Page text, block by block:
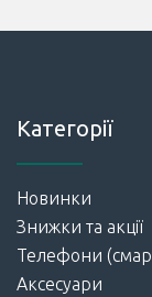
Категорії
Новинки
Знижки та акції
Телефони
Аксесуари